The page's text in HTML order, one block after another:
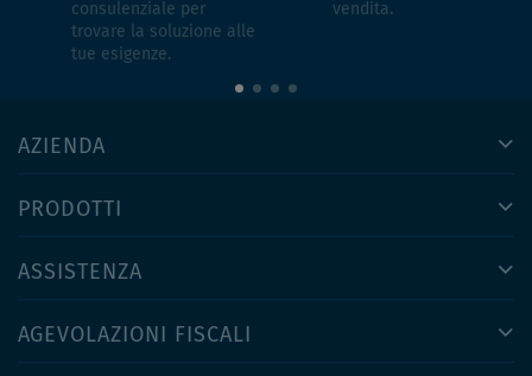
consulenziale per
trovare la soluzione alle
tue esigenze.
vendita.
AZIENDA
PRODOTTI
ASSISTENZA
AGEVOLAZIONI FISCALI